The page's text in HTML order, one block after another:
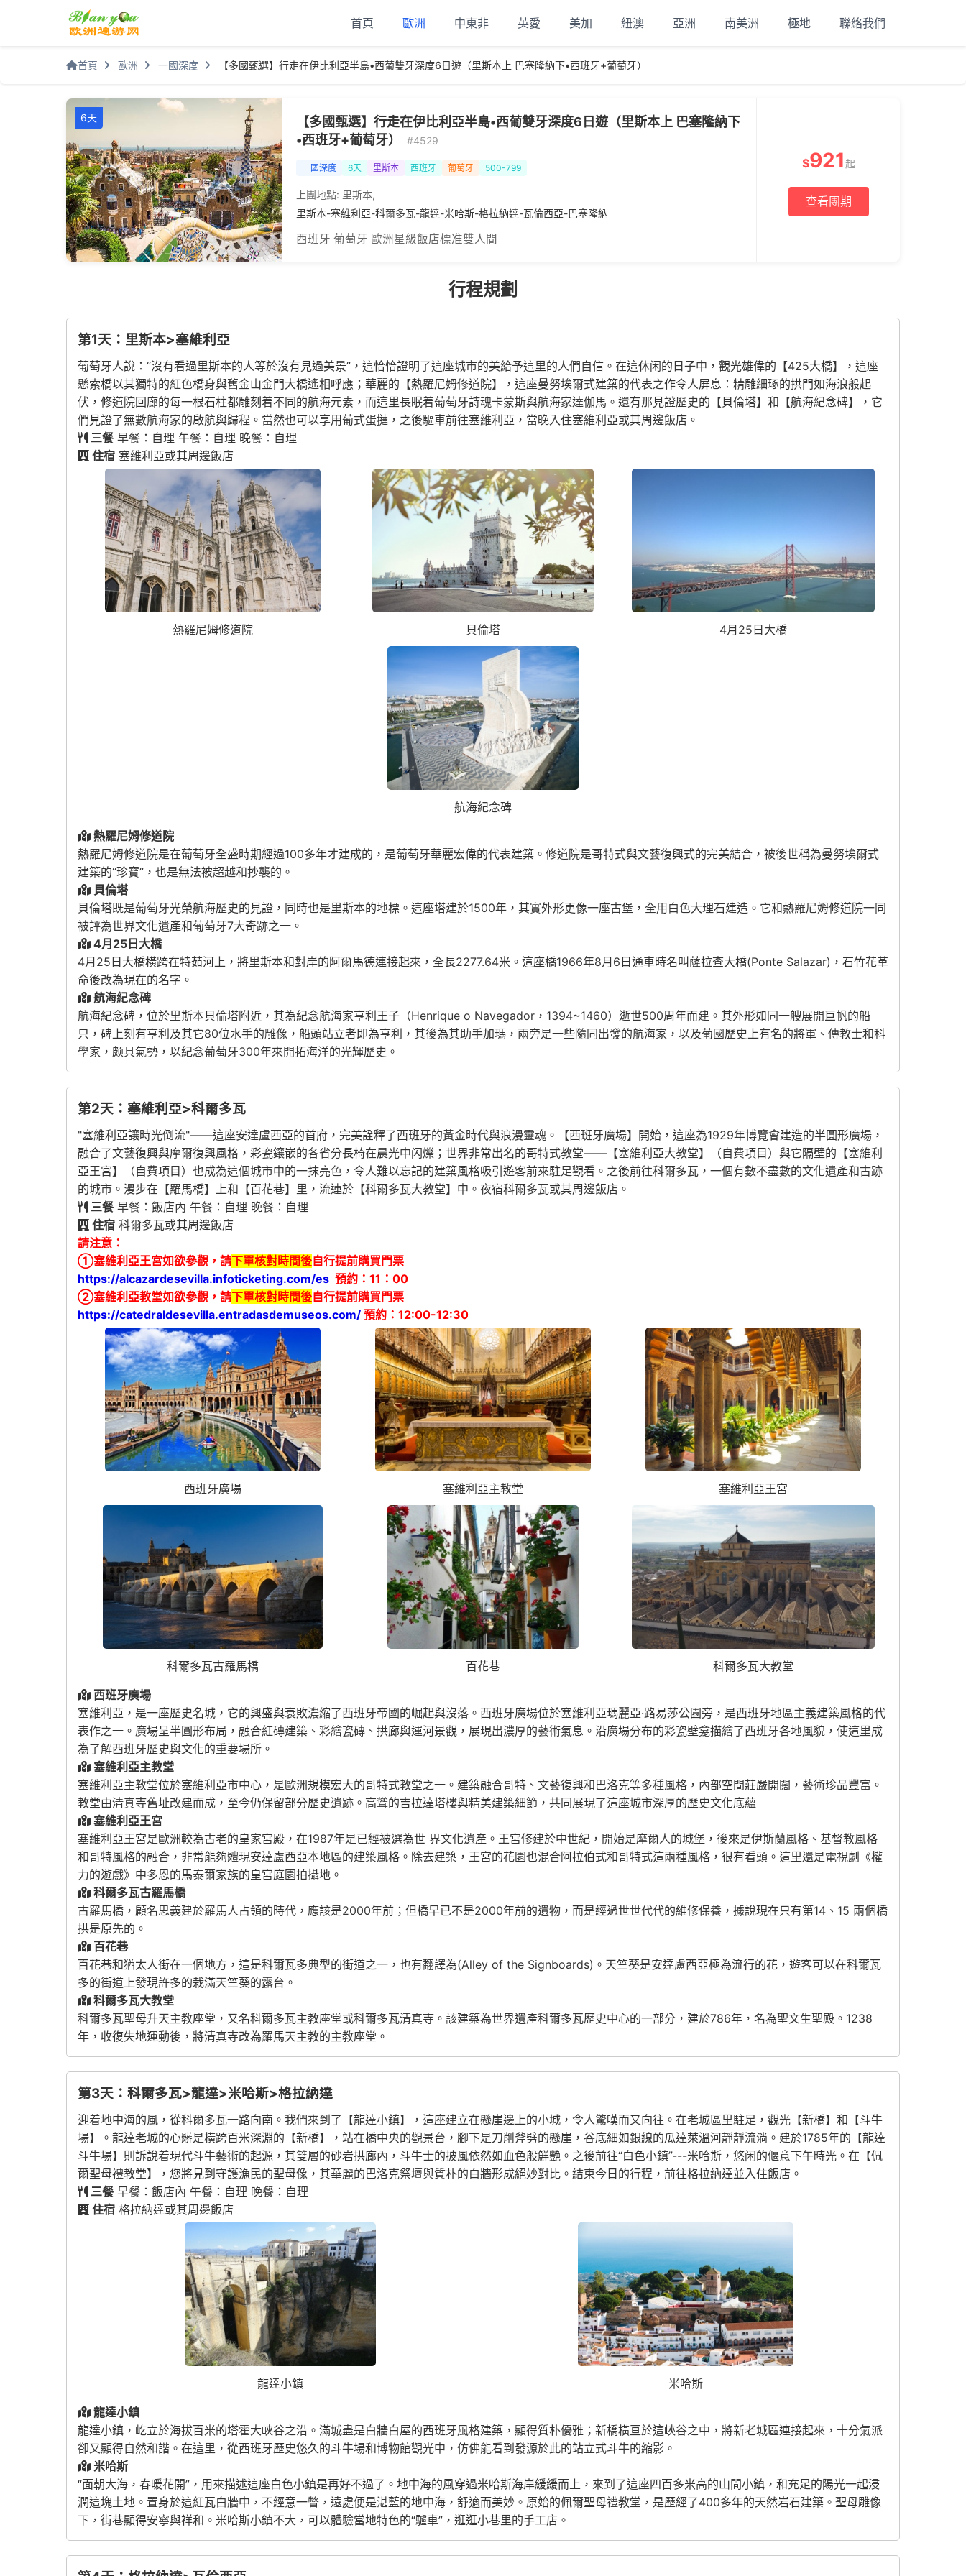
首頁 歐洲 中東非 英愛 美加 紐澳 亞洲 南美洲 極地 聯絡我們
首頁 歐洲 一國深度 【多國甄選】行走在伊比利亞半島•西葡雙牙深度6日遊（里斯本上 巴塞隆納下•西班牙+葡萄牙）
6天
【多國甄選】行走在伊比利亞半島•西葡雙牙深度6日遊（里斯本上 巴塞隆納下
•西班牙+葡萄牙）
#4529
一國深度 6天 里斯本 西班牙 葡萄牙 500-799
上團地點: 里斯本,
里斯本-塞維利亞-科爾多瓦-龍達-米哈斯-格拉納達-瓦倫西亞-巴塞隆納
西班牙 葡萄牙 歐洲星級飯店標准雙人間
$921起
查看團期
行程規劃
第1天：里斯本>塞維利亞
葡萄牙人說：“沒有看過里斯本的人等於沒有見過美景”，這恰恰證明了這座城市的美給予這里的人們自信。在這休闲的日子中，觀光雄偉的【425大橋】，這座
懸索橋以其獨特的紅色橋身與舊金山金門大橋遙相呼應；華麗的【熱羅尼姆修道院】，這座曼努埃爾式建築的代表之作令人屏息：精雕細琢的拱門如海浪般起
伏，修道院回廊的每一根石柱都雕刻着不同的航海元素，而這里長眠着葡萄牙詩魂卡蒙斯與航海家達伽馬。還有那見證歷史的【貝倫塔】和【航海紀念碑】，它
們見證了無數航海家的啟航與歸程。當然也可以享用葡式蛋撻，之後驅車前往塞維利亞，當晚入住塞維利亞或其周邊飯店。
三餐早餐：自理 午餐：自理 晚餐：自理
住宿 塞維利亞或其周邊飯店
熱羅尼姆修道院 貝倫塔 4月25日大橋
航海紀念碑
熱羅尼姆修道院
熱羅尼姆修道院是在葡萄牙全盛時期經過100多年才建成的，是葡萄牙華麗宏偉的代表建築。修道院是哥特式與文藝復興式的完美結合，被後世稱為曼努埃爾式
建築的“珍寶”，也是無法被超越和抄襲的。
貝倫塔
貝倫塔既是葡萄牙光榮航海歷史的見證，同時也是里斯本的地標。這座塔建於1500年，其實外形更像一座古堡，全用白色大理石建造。它和熱羅尼姆修道院一同
被評為世界文化遺產和葡萄牙7大奇跡之一。
4月25日大橋
4月25日大橋橫跨在特茹河上，將里斯本和對岸的阿爾馬德連接起來，全長2277.64米。這座橋1966年8月6日通車時名叫薩拉查大橋(Ponte Salazar)，石竹花革
命後改為現在的名字。
航海紀念碑
航海紀念碑，位於里斯本貝倫塔附近，其為紀念航海家亨利王子（Henrique o Navegador，1394~1460）逝世500周年而建。其外形如同一艘展開巨帆的船
只，碑上刻有亨利及其它80位水手的雕像，船頭站立者即為亨利，其後為其助手加瑪，兩旁是一些隨同出發的航海家，以及葡國歷史上有名的將軍、傳教士和科
學家，颇具氣勢，以紀念葡萄牙300年來開拓海洋的光輝歷史。
第2天：塞維利亞>科爾多瓦
"塞維利亞讓時光倒流"——這座安達盧西亞的首府，完美詮釋了西班牙的黃金時代與浪漫靈魂。【西班牙廣場】開始，這座為1929年博覽會建造的半圓形廣場，
融合了文藝復興與摩爾復興風格，彩瓷鑲嵌的各省分長椅在晨光中闪爍；世界非常出名的哥特式教堂——【塞維利亞大教堂】（自費項目）與它隔壁的【塞維利
亞王宮】（自費項目）也成為這個城市中的一抹亮色，令人難以忘記的建築風格吸引遊客前來駐足觀看。之後前往科爾多瓦，一個有數不盡數的文化遺產和古跡
的城市。漫步在【羅馬橋】上和【百花巷】里，流連於【科爾多瓦大教堂】中。夜宿科爾多瓦或其周邊飯店。
三餐早餐：飯店內 午餐：自理 晚餐：自理
住宿 科爾多瓦或其周邊飯店
請注意：
①塞維利亞王宮如欲參觀，請下單核對時間後自行提前購買門票
https://alcazardesevilla.infoticketing.com/es 預約：11：00
②塞維利亞教堂如欲參觀，請下單核對時間後自行提前購買門票
https://catedraldesevilla.entradasdemuseos.com/ 預約：12:00-12:30
西班牙廣場 塞維利亞主教堂 塞維利亞王宮
科爾多瓦古羅馬橋 百花巷
科爾多瓦大教堂
西班牙廣場
塞維利亞，是一座歷史名城，它的興盛與衰敗濃縮了西班牙帝國的崛起與沒落。西班牙廣場位於塞維利亞瑪麗亞·路易莎公園旁，是西班牙地區主義建築風格的代
表作之一。廣場呈半圓形布局，融合紅磚建築、彩繪瓷磚、拱廊與運河景觀，展現出濃厚的藝術氣息。沿廣場分布的彩瓷壁龛描繪了西班牙各地風貌，使這里成
為了解西班牙歷史與文化的重要場所。
塞維利亞主教堂
塞維利亞主教堂位於塞維利亞市中心，是歐洲規模宏大的哥特式教堂之一。建築融合哥特、文藝復興和巴洛克等多種風格，內部空間莊嚴開闊，藝術珍品豐富。
教堂由清真寺舊址改建而成，至今仍保留部分歷史遺跡。高聳的吉拉達塔樓與精美建築細節，共同展現了這座城市深厚的歷史文化底蘊
塞維利亞王宮
塞維利亞王宮是歐洲較為古老的皇家宮殿，在1987年是已經被選為世 界文化遺產。王宮修建於中世紀，開始是摩爾人的城堡，後來是伊斯蘭風格、基督教風格
和哥特風格的融合，非常能夠體現安達盧西亞本地區的建築風格。除去建築，王宮的花園也混合阿拉伯式和哥特式這兩種風格，很有看頭。這里還是電視劇《權
力的遊戲》中多恩的馬泰爾家族的皇宮庭園拍攝地。
科爾多瓦古羅馬橋
古羅馬橋，顧名思義建於羅馬人占領的時代，應該是2000年前；但橋早已不是2000年前的遺物，而是經過世世代代的維修保養，據說現在只有第14、15 兩個橋
拱是原先的。
百花巷
百花巷和猶太人街在一個地方，這是科爾瓦多典型的街道之一，也有翻譯為(Alley of the Signboards)。天竺葵是安達盧西亞極為流行的花，遊客可以在科爾瓦
多的街道上發現許多的栽滿天竺葵的露台。
科爾多瓦大教堂
科爾多瓦聖母升天主教座堂，又名科爾多瓦主教座堂或科爾多瓦清真寺。該建築為世界遺產科爾多瓦歷史中心的一部分，建於786年，名為聖文生聖殿。1238
年，收復失地運動後，將清真寺改為羅馬天主教的主教座堂。
第3天：科爾多瓦>龍達>米哈斯>格拉納達
迎着地中海的風，從科爾多瓦一路向南。我們來到了【龍達小鎮】，這座建立在懸崖邊上的小城，令人驚嘆而又向往。在老城區里駐足，觀光【新橋】和【斗牛
場】。龍達老城的心髒是橫跨百米深淵的【新橋】，站在橋中央的觀景台，腳下是刀削斧劈的懸崖，谷底細如銀線的瓜達萊溫河靜靜流淌。建於1785年的【龍達
斗牛場】則訴說着現代斗牛藝術的起源，其雙層的砂岩拱廊內，斗牛士的披風依然如血色般鮮艷。之後前往“白色小鎮”---米哈斯，悠闲的偃意下午時光。在【佩
爾聖母禮教堂】，您將見到守護漁民的聖母像，其華麗的巴洛克祭壇與質朴的白牆形成絕妙對比。結束今日的行程，前往格拉納達並入住飯店。
三餐早餐：飯店內 午餐：自理 晚餐：自理
住宿 格拉納達或其周邊飯店
龍達小鎮
米哈斯
龍達小鎮
龍達小鎮，屹立於海拔百米的塔霍大峽谷之沿。滿城盡是白牆白屋的西班牙風格建築，顯得質朴優雅；新橋橫亘於這峽谷之中，將新老城區連接起來，十分氣派
卻又顯得自然和諧。在這里，從西班牙歷史悠久的斗牛場和博物館觀光中，仿佛能看到發源於此的站立式斗牛的縮影。
米哈斯
“面朝大海，春暖花開”，用來描述這座白色小鎮是再好不過了。地中海的風穿過米哈斯海岸緩緩而上，來到了這座四百多米高的山間小鎮，和充足的陽光一起浸
潤這塊土地。置身於這紅瓦白牆中，不經意一瞥，遠處便是湛藍的地中海，舒適而美妙。原始的佩爾聖母禮教堂，是歷經了400多年的天然岩石建築。聖母雕像
下，街巷顯得安寧與祥和。米哈斯小鎮不大，可以體驗當地特色的“驢車”，逛逛小巷里的手工店。